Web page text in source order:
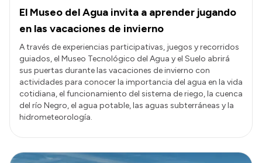
El Museo del Agua invita a aprender jugando
en las vacaciones de invierno
A través de experiencias participativas, juegos y recorridos
guiados, el Museo Tecnológico del Agua y el Suelo abrirá
sus puertas durante las vacaciones de invierno con
actividades para conocer la importancia del agua en la vida
cotidiana, el funcionamiento del sistema de riego, la cuenca
del río Negro, el agua potable, las aguas subterráneas y la
hidrometeorología.